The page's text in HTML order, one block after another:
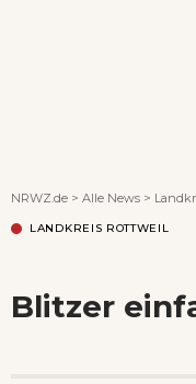
NRWZ.de > Alle News >
LANDKREIS ROTTWEIL
Blitzer